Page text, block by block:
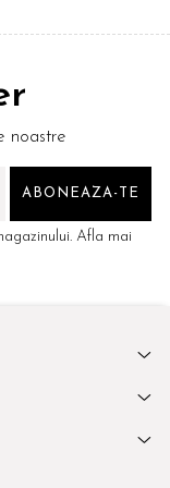
noastre
Afla mai